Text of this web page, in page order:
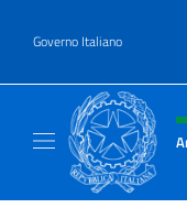
Governo Italiano